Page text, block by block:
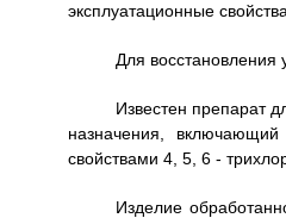
эксплуатационные свойства.
Для восстановления
Известен препарат
назначения,
свойствами 4, 5, 6 -
Изделие